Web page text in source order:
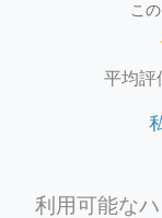
こ
平均評
利用可能なハ